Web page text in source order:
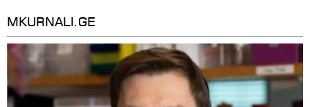
მსოფლიო
MKURNALI.GE